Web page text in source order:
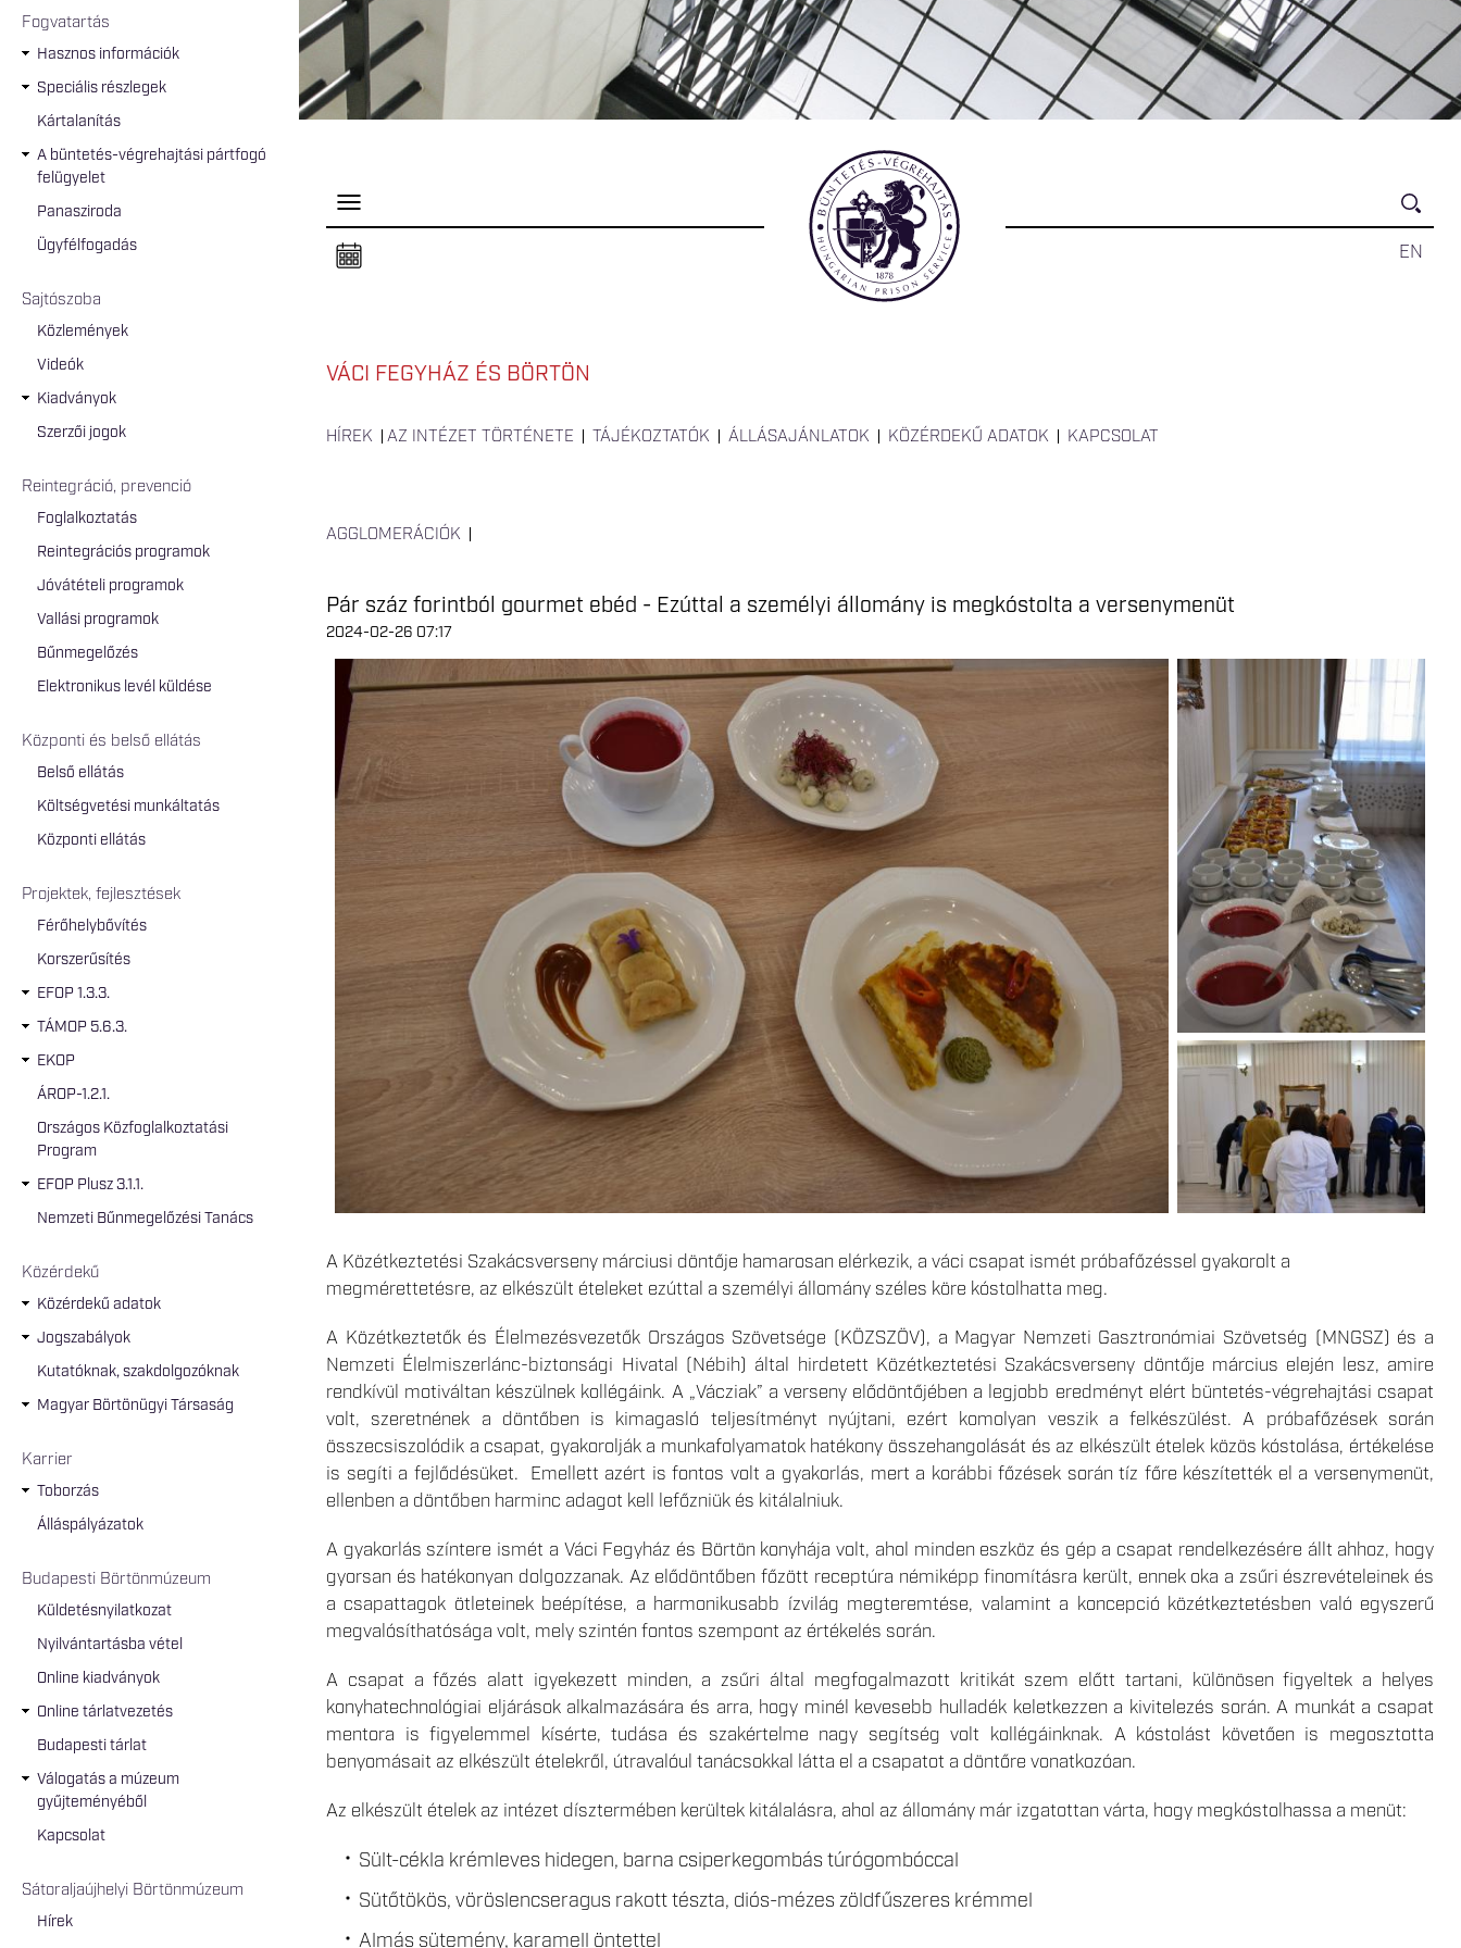
Fogvatartás
Hasznos információk
Speciális részlegek
Kártalanítás
A büntetés-végrehajtási pártfogó
felügyelet
Panasziroda
Ügyfélfogadás
Sajtószoba
Közlemények
Videók
Kiadványok
Szerzői jogok
Reintegráció, prevenció
Foglalkoztatás
Reintegrációs programok
Jóvátételi programok
Vallási programok
Bűnmegelőzés
Elektronikus levél küldése
Központi és belső ellátás
Belső ellátás
Költségvetési munkáltatás
Központi ellátás
Projektek, fejlesztések
Férőhelybővítés
Korszerűsítés
EFOP 1.3.3.
TÁMOP 5.6.3.
EKOP
ÁROP-1.2.1.
Országos Közfoglalkoztatási
Program
EFOP Plusz 3.1.1.
Nemzeti Bűnmegelőzési Tanács
Közérdekű
Közérdekű adatok
Jogszabályok
Kutatóknak, szakdolgozóknak
Magyar Börtönügyi Társaság
Karrier
Toborzás
Álláspályázatok
Budapesti Börtönmúzeum
Küldetésnyilatkozat
Nyilvántartásba vétel
Online kiadványok
Online tárlatvezetés
Budapesti tárlat
Válogatás a múzeum
gyűjteményéből
Kapcsolat
Sátoraljaújhelyi Börtönmúzeum
Hírek
EN
P
e
l
s
a
VÁCI FEGYHÁZ ÉS BÖRTÖN
HÍREK AZ INTÉZET TÖRTÉNETE TÁJÉKOZTATÓK ÁLLÁSAJÁNLATOK KÖZÉRDEKŰ ADATOK KAPCSOLAT
AGGLOMERÁCIÓK
Pár száz forintból gourmet ebéd - Ezúttal a személyi állomány is megkóstolta a versenymenüt
2024-02-26 07:17
A Közétkeztetési Szakácsverseny márciusi döntője hamarosan elérkezik, a váci csapat ismét próbafőzéssel gyakorolt a
megmérettetésre, az elkészült ételeket ezúttal a személyi állomány széles köre kóstolhatta meg.
A Közétkeztetők és Élelmezésvezetők Országos Szövetsége (KÖZSZÖV), a Magyar Nemzeti Gasztronómiai Szövetség (MNGSZ) és a
Nemzeti Élelmiszerlánc-biztonsági Hivatal (Nébih) által hirdetett Közétkeztetési Szakácsverseny döntője március elején lesz, amire
rendkívül motiváltan készülnek kollégáink. A „Vácziak” a verseny elődöntőjében a legjobb eredményt elért büntetés-végrehajtási csapat
volt, szeretnének a döntőben is kimagasló teljesítményt nyújtani, ezért komolyan veszik a felkészülést. A próbafőzések során
összecsiszolódik a csapat, gyakorolják a munkafolyamatok hatékony összehangolását és az elkészült ételek közös kóstolása, értékelése
is segíti a fejlődésüket. Emellett azért is fontos volt a gyakorlás, mert a korábbi főzések során tíz főre készítették el a versenymenüt,
ellenben a döntőben harminc adagot kell lefőzniük és kitálalniuk.
A gyakorlás színtere ismét a Váci Fegyház és Börtön konyhája volt, ahol minden eszköz és gép a csapat rendelkezésére állt ahhoz, hogy
gyorsan és hatékonyan dolgozzanak. Az elődöntőben főzött receptúra némiképp finomításra került, ennek oka a zsűri észrevételeinek és
a csapattagok ötleteinek beépítése, a harmonikusabb ízvilág megteremtése, valamint a koncepció közétkeztetésben való egyszerű
megvalósíthatósága volt, mely szintén fontos szempont az értékelés során.
A csapat a főzés alatt igyekezett minden, a zsűri által megfogalmazott kritikát szem előtt tartani, különösen figyeltek a helyes
konyhatechnológiai eljárások alkalmazására és arra, hogy minél kevesebb hulladék keletkezzen a kivitelezés során. A munkát a csapat
mentora is figyelemmel kísérte, tudása és szakértelme nagy segítség volt kollégáinknak. A kóstolást követően is megosztotta
benyomásait az elkészült ételekről, útravalóul tanácsokkal látta el a csapatot a döntőre vonatkozóan.
Az elkészült ételek az intézet dísztermében kerültek kitálalásra, ahol az állomány már izgatottan várta, hogy megkóstolhassa a menüt:
Sült-cékla krémleves hidegen, barna csiperkegombás túrógombóccal
Sütőtökös, vöröslencseragus rakott tészta, diós-mézes zöldfűszeres krémmel
Almás sütemény, karamell öntettel